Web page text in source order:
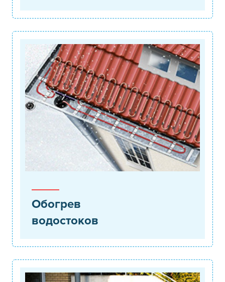
Обогрев
водостоков